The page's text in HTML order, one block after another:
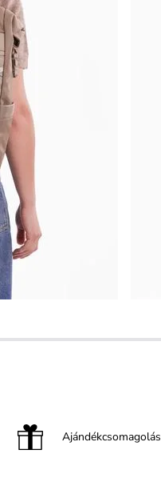
Ajándékcsomagolás